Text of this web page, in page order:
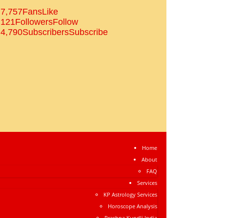
7,757FansLike
121FollowersFollow
4,790SubscribersSubscribe
Home
About
FAQ
Services
KP Astrology Services
Horoscope Analysis